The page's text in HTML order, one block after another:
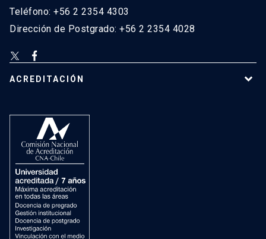
Teléfono: +56 2 2354 4303
Dirección de Postgrado: +56 2 2354 4028
ACREDITACIÓN